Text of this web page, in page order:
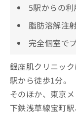
5駅からの
脂肪溶解注
完全個室で
銀座肌クリニッ
駅から徒歩1分。
そのほか、東京
下鉄浅草線宝町